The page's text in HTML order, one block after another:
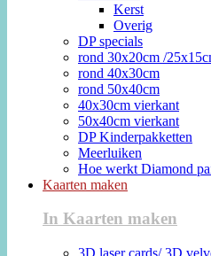
Kerst
Overig
DP specials
rond 30x20cm /
rond 40x30cm
rond 50x40cm
40x30cm vierkant
50x40cm vierkant
DP Kinderpakketten
Meerluiken
Hoe werkt Diamond
Kaarten maken
In Kaarten maken